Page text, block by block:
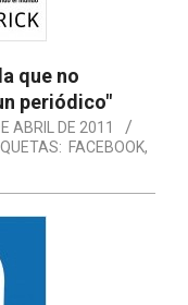
que no
periódico"
ABRIL DE 2011
FACEBOOK,